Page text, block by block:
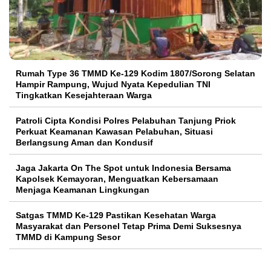
Rumah Type 36 TMMD Ke-129 Kodim 1807/Sorong Selatan
Hampir Rampung, Wujud Nyata Kepedulian TNI
Tingkatkan Kesejahteraan Warga
Patroli Cipta Kondisi Polres Pelabuhan Tanjung Priok
Perkuat Keamanan Kawasan Pelabuhan, Situasi
Berlangsung Aman dan Kondusif
Jaga Jakarta On The Spot untuk Indonesia Bersama
Kapolsek Kemayoran, Menguatkan Kebersamaan
Menjaga Keamanan Lingkungan
Satgas TMMD Ke-129 Pastikan Kesehatan Warga
Masyarakat dan Personel Tetap Prima Demi Suksesnya
TMMD di Kampung Sesor